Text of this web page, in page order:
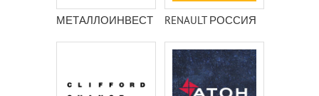
МЕТАЛЛОИНВЕСТ RENAULT РОССИЯ